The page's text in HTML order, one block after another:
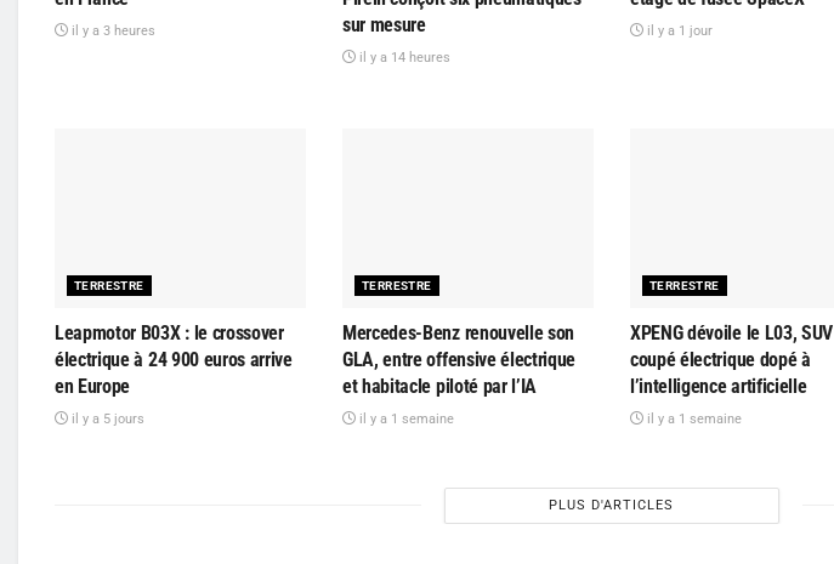
il y a 3 heures
sur mesure
il y a 14 heures
il y a 1 jour
TERRESTRE
Leapmotor B03X : le crossover
électrique à 24 900 euros arrive
en Europe
il y a 5 jours
TERRESTRE
Mercedes-Benz renouvelle son
GLA, entre offensive électrique
et habitacle piloté par l’IA
il y a 1 semaine
TERRESTRE
XPENG dévoile le L03, SUV
coupé électrique dopé à
l’intelligence artificielle
il y a 1 semaine
PLUS D'ARTICLES